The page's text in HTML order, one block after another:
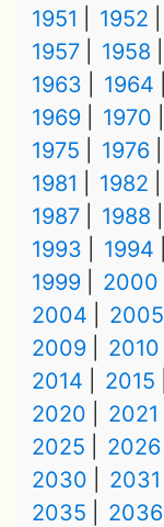
1951
1952
1957
1958
1963
1964
1969
1970
1975
1976
1981
1982
1987
1988
1993
1994
1999
2000
2004
2005
2009
2010
2014
2015
2020
2021
2025
2026
2030
2031
2035
2036